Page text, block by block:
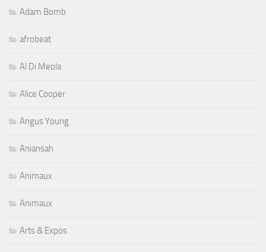
Adam Bomb
afrobeat
Al Di Meola
Alice Cooper
Angus Young
Aniansah
Animaux
Animaux
Arts & Expos